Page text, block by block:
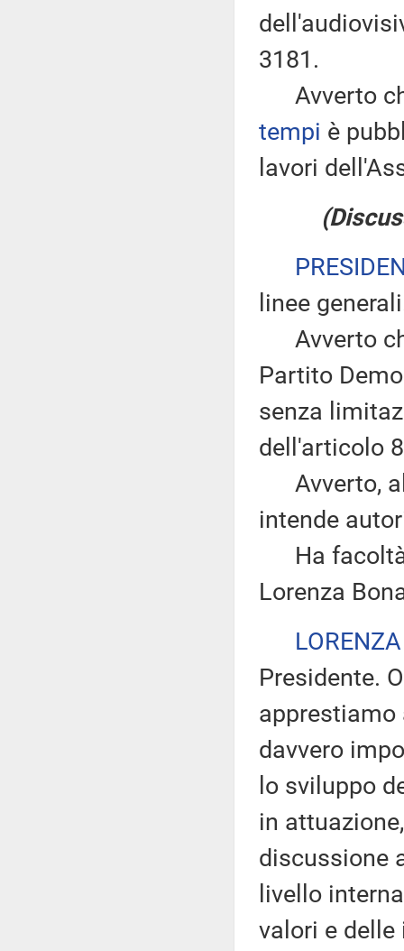
3181.
Avverto
tempi è
lavori
linee
Avverto
Partito
senza
dell'articolo
Avverto,
intende
Ha facoltà
Lorenza
Presidente.
apprestiamo
davvero
lo sviluppo
in
discussione
livello
valori e